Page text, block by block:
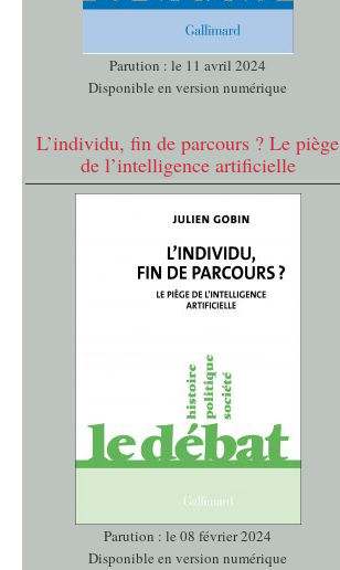
Parution : le 11 avril 2024
Disponible en version numérique
L’individu, fin de parcours ? Le piège
de l’intelligence artificielle
Parution : le 08 février 2024
Disponible en version numérique